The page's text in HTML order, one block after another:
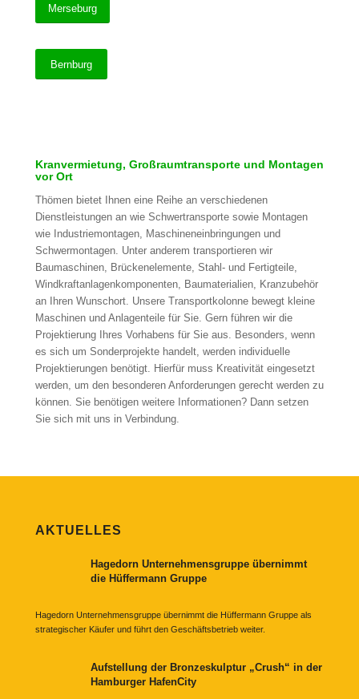
Merseburg
Bernburg
Kranvermietung, Großraumtransporte und Montagen
vor Ort
Thömen bietet Ihnen eine Reihe an verschiedenen
Dienstleistungen an wie Schwertransporte sowie Montagen
wie Industriemontagen, Maschineneinbringungen und
Schwermontagen. Unter anderem transportieren wir
Baumaschinen, Brückenelemente, Stahl- und Fertigteile,
Windkraftanlagenkomponenten, Baumaterialien, Kranzubehör
an Ihren Wunschort. Unsere Transportkolonne bewegt kleine
Maschinen und Anlagenteile für Sie. Gern führen wir die
Projektierung Ihres Vorhabens für Sie aus. Besonders, wenn
es sich um Sonderprojekte handelt, werden individuelle
Projektierungen benötigt. Hierfür muss Kreativität eingesetzt
werden, um den besonderen Anforderungen gerecht werden zu
können. Sie benötigen weitere Informationen? Dann setzen
Sie sich mit uns in Verbindung.
AKTUELLES
Hagedorn Unternehmensgruppe übernimmt
die Hüffermann Gruppe
Hagedorn Unternehmensgruppe übernimmt die Hüffermann Gruppe als
strategischer Käufer und führt den Geschäftsbetrieb weiter.
Aufstellung der Bronzeskulptur „Crush“ in der
Hamburger HafenCity